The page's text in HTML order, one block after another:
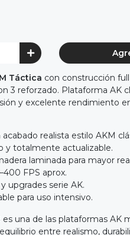
Táctica con construcción
3 reforzado. Plataforma AK
y excelente rendimiento
realista estilo AKM
y totalmente actualizable.
laminada para mayor
FPS aprox.
upgrades serie AK.
para uso intensivo.
es una de las plataformas AK
entre realismo,